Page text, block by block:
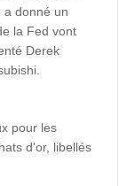
a donné un
la Fed vont
Derek
pour les
d'or, libellés